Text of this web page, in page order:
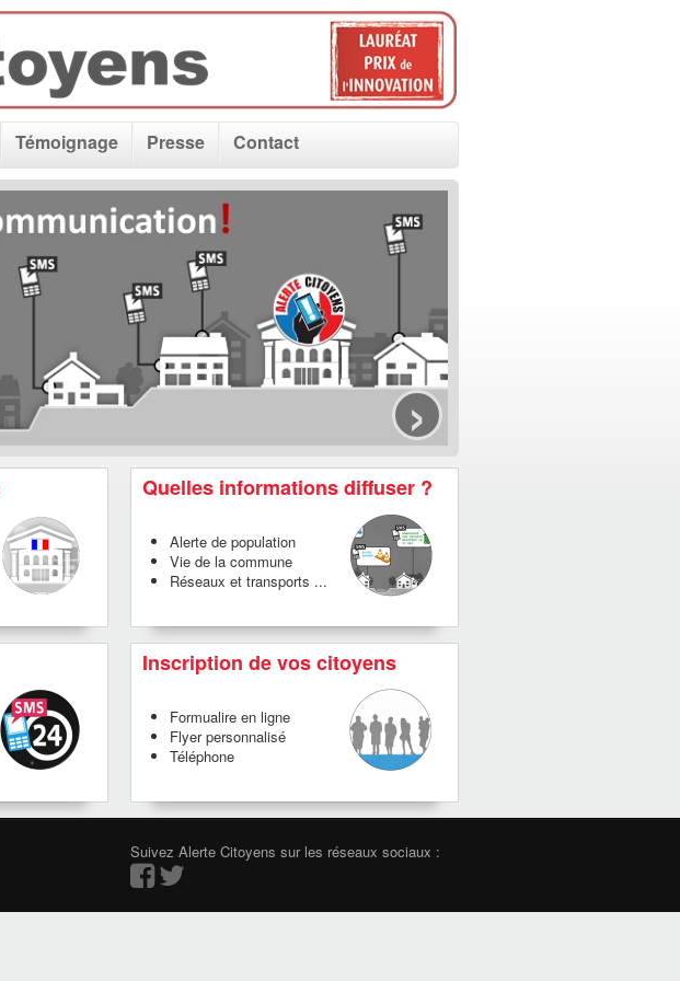
Témoignage Presse Contact
›
Quelles informations diffuser ?
Alerte de population
Vie de la commune
Réseaux et transports ...
Inscription de vos citoyens
Formualire en ligne
Flyer personnalisé
Téléphone
Suivez Alerte Citoyens sur les réseaux sociaux :